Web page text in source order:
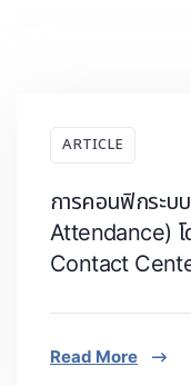
ARTICLE
การคอนฟิกระบ
Attendance)
Contact
Read More